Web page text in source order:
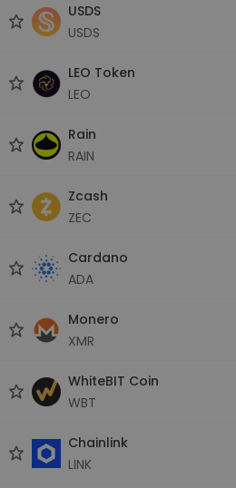
USDS
USDS
LEO Token
LEO
Rain
RAIN
Zcash
ZEC
Cardano
ADA
Monero
XMR
WhiteBIT Coin
WBT
Chainlink
LINK